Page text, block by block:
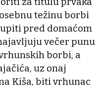
težinu borbi
pred domaćom
večer punu
borbi, a
uz onaj
Kiša, biti vrhunac